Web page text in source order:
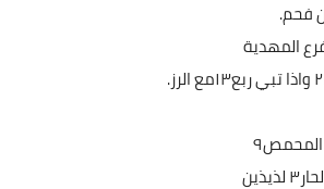
فحم.
المهدية
المحمص٩